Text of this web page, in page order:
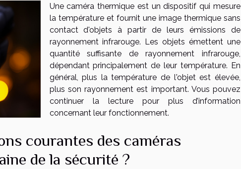
Une caméra thermique est un dispositif qui mesure
la température et fournit une image thermique sans
contact d'objets à partir de leurs émissions de
rayonnement infrarouge. Les objets émettent une
quantité suffisante de rayonnement infrarouge,
dépendant principalement de leur température. En
général, plus la température de l'objet est élevée,
plus son rayonnement est important. Vous pouvez
continuer la lecture pour plus d’information
concernant leur fonctionnement.
courantes des caméras
de la sécurité ?